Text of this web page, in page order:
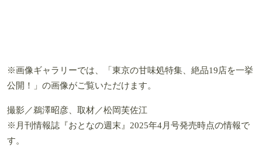
※画像ギャラリーでは、「東京の甘味処特集、絶品19店を一挙
公開！」の画像がご覧いただけます。
撮影／鵜澤昭彦、取材／松岡芙佐江
※月刊情報誌『おとなの週末』2025年4月号発売時点の情報で
す。